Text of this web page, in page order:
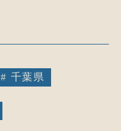
# 千葉県